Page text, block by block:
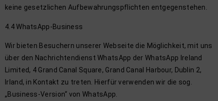
keine gesetzlichen Aufbewahrungspflichten entgegenstehen.
4.4 WhatsApp-Business
Wir bieten Besuchern unserer Webseite die Möglichkeit, mit uns
über den Nachrichtendienst WhatsApp der WhatsApp Ireland
Limited, 4 Grand Canal Square, Grand Canal Harbour, Dublin 2,
Irland, in Kontakt zu treten. Hierfür verwenden wir die sog.
„Business-Version“ von WhatsApp.